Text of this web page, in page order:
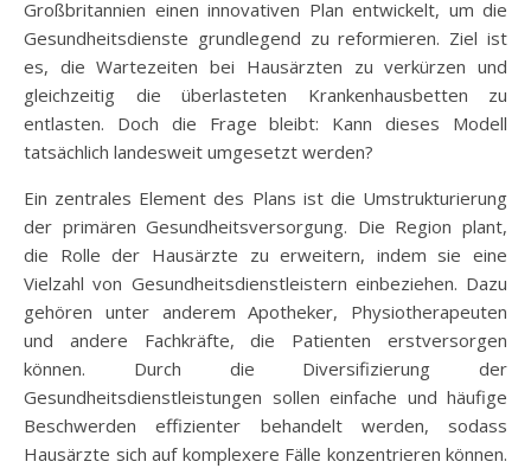
Großbritannien einen innovativen Plan entwickelt, um die
Gesundheitsdienste grundlegend zu reformieren. Ziel ist
es, die Wartezeiten bei Hausärzten zu verkürzen und
gleichzeitig die überlasteten Krankenhausbetten zu
entlasten. Doch die Frage bleibt: Kann dieses Modell
tatsächlich landesweit umgesetzt werden?
Ein zentrales Element des Plans ist die Umstrukturierung
der primären Gesundheitsversorgung. Die Region plant,
die Rolle der Hausärzte zu erweitern, indem sie eine
Vielzahl von Gesundheitsdienstleistern einbeziehen. Dazu
gehören unter anderem Apotheker, Physiotherapeuten
und andere Fachkräfte, die Patienten erstversorgen
können. Durch die Diversifizierung der
Gesundheitsdienstleistungen sollen einfache und häufige
Beschwerden effizienter behandelt werden, sodass
Hausärzte sich auf komplexere Fälle konzentrieren können.